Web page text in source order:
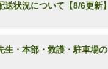
状況について【8/6更新】
生・本部・救護・駐車場の